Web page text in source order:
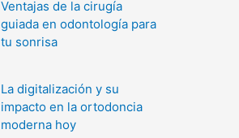
Ventajas de la cirugía
guiada en odontología para
tu sonrisa
La digitalización y su
impacto en la ortodoncia
moderna hoy